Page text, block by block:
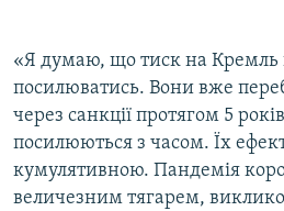
«Я думаю, що тиск на Кремль
посилюватись. Вони вже
через санкції протягом 5
посилюються з часом. Їх
кумулятивною. Пандемія
величезним тягарем,